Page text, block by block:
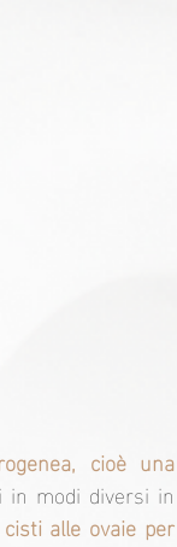
cioè una
modi diversi in
alle ovaie per